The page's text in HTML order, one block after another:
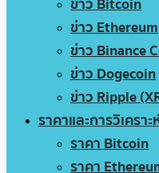
ข่าว Ethereum
ข่าว Binance
ข่าว Dogecoin
ข่าว Ripple
ราคาและการวิเคราะ
ราคา Bitcoin
ราคา